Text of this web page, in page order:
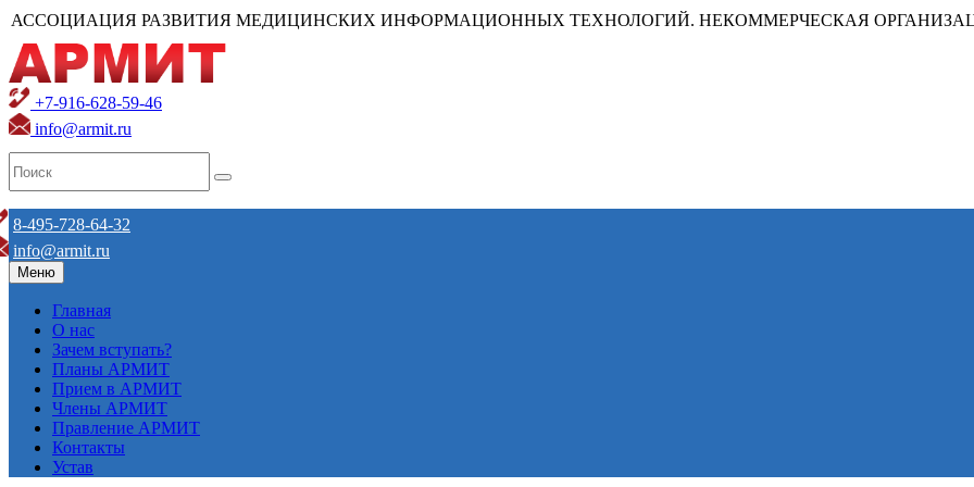
АССОЦИАЦИЯ РАЗВИТИЯ МЕДИЦИНСКИХ ИНФОРМАЦИОННЫХ ТЕХНОЛОГИЙ. НЕКОММЕРЧЕСКАЯ
+7-916-628-59-46
info@armit.ru
8-495-728-64-32
info@armit.ru
Меню
Главная
О нас
Зачем вступать?
Планы АРМИТ
Прием в АРМИТ
Члены АРМИТ
Правление АРМИТ
Контакты
Устав